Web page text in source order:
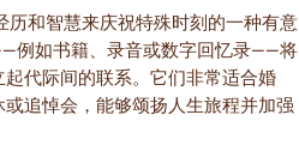
历和智慧来庆祝特殊时刻的一种有意
例如书籍、录音或数字回忆录——将
代际间的联系。它们非常适合婚
追悼会，能够颂扬人生旅程并加强